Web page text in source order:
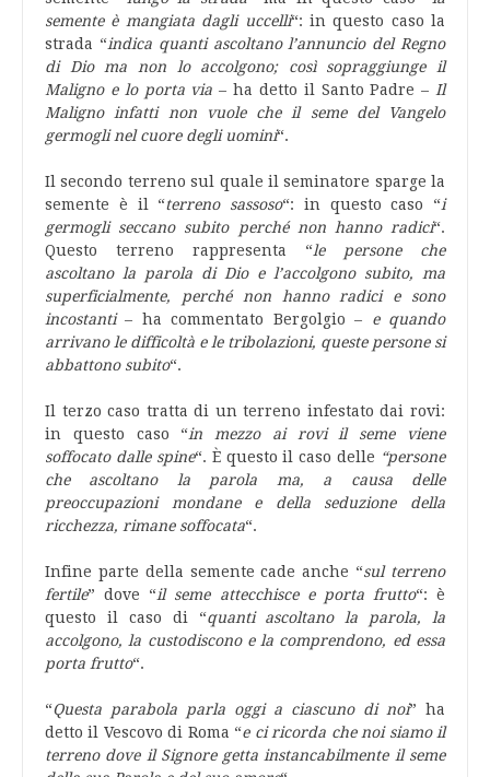
semente è mangiata dagli uccelli“: in questo caso la
strada “indica quanti ascoltano l’annuncio del Regno
di Dio ma non lo accolgono; così sopraggiunge il
Maligno e lo porta via – ha detto il Santo Padre – Il
Maligno infatti non vuole che il seme del Vangelo
germogli nel cuore degli uomini“.
Il secondo terreno sul quale il seminatore sparge la
semente è il “terreno sassoso“: in questo caso “i
germogli seccano subito perché non hanno radici“.
Questo terreno rappresenta “le persone che
ascoltano la parola di Dio e l’accolgono subito, ma
superficialmente, perché non hanno radici e sono
incostanti– ha commentato Bergolgio – e quando
arrivano le difficoltà e le tribolazioni, queste persone si
abbattono subito“.
Il terzo caso tratta di un terreno infestato dai rovi:
in questo caso “in mezzo ai rovi il seme viene
soffocato dalle spine“. È questo il caso delle “persone
che ascoltano la parola ma, a causa delle
preoccupazioni mondane e della seduzione della
ricchezza, rimane soffocata“.
Infine parte della semente cade anche “sul terreno
fertile” dove “il seme attecchisce e porta frutto“: è
questo il caso di “quanti ascoltano la parola, la
accolgono, la custodiscono e la comprendono, ed essa
porta frutto“.
“Questa parabola parla oggi a ciascuno di noi” ha
detto il Vescovo di Roma “e ci ricorda che noi siamo il
terreno dove il Signore getta instancabilmente il seme